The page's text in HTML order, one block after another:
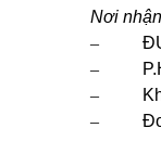
Nơi
–
–
–
–